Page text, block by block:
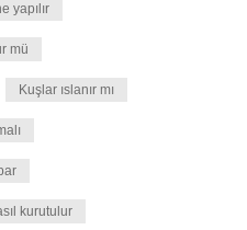
yapılır
mü
Kuşlar ıslanır mı
kurutulur